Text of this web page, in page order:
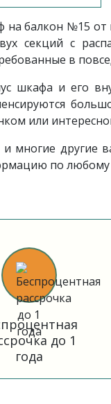
на балкон №15 от
секций с
в
шкафа и его
или
и многие другие
по любому
до 1
года